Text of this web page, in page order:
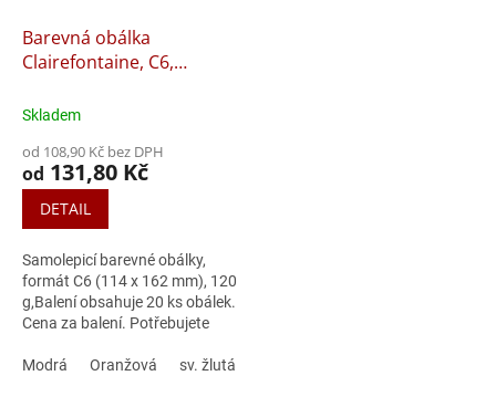
Barevná obálka
Clairefontaine, C6,
Skladem
od 108,90 Kč bez DPH
od 131,80 Kč
DETAIL
Samolepicí barevné obálky,
formát C6 (114 x 162 mm), 120
g,Balení obsahuje 20 ks obálek.
Cena za balení. Potřebujete
obálky?
Modrá Oranžová sv. žlutá